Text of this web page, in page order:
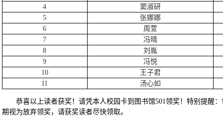
4
窦淑研
5
张娜娜
6
周萱
7
冯晴
8
刘胤
9
冯悦
10
王子君
11
汤心如
恭喜以上读者获奖！请凭本人校园卡到图书馆501领奖！特别提醒
期视为放弃领奖，请获奖读者尽快领取。